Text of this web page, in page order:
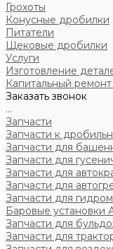
Грохоты
Конусные дробилки
Питатели
Щековые дробилки
Услуги
Изготовление
Капитальный
Заказать звонок
...
Запчасти
Запчасти к
Запчасти для
Запчасти для
Запчасти для
Запчасти для
Запчасти для
Баровые установки
Запчасти для
Запчасти для